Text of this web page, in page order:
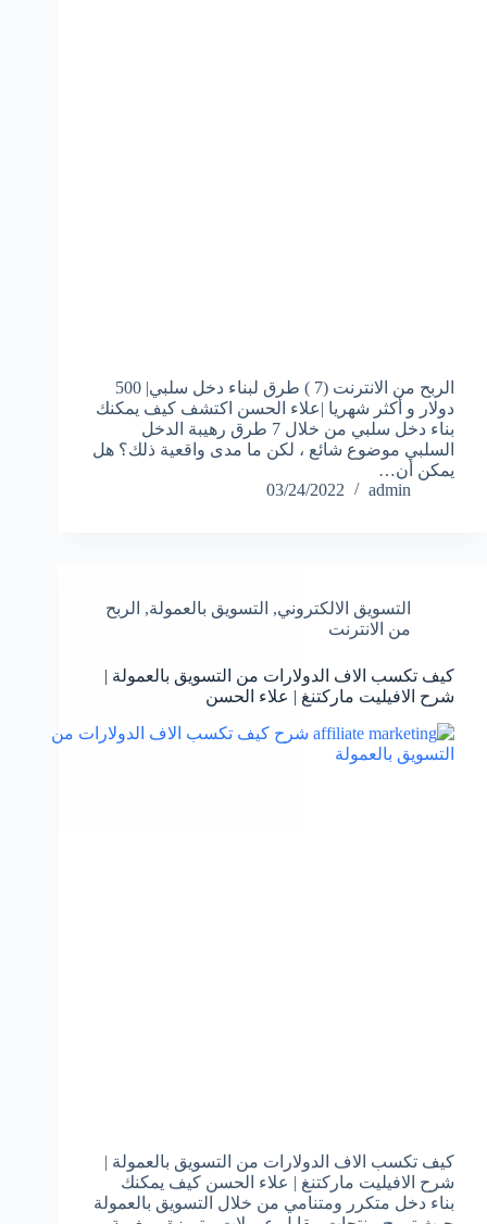
الربح من الانترنت (7 ) طرق لبناء دخل سلبي| 500
دولار و أكثر شهريا |علاء الحسن اكتشف كيف يمكنك
بناء دخل سلبي من خلال 7 طرق رهيبة الدخل
السلبي موضوع شائع ، لكن ما مدى واقعية ذلك؟ هل
يمكن أن…
admin
03/24/2022
التسويق الالكتروني, التسويق بالعمولة, الربح
من الانترنت
كيف تكسب الاف الدولارات من التسويق بالعمولة |
شرح الافيليت ماركتنغ | علاء الحسن
كيف تكسب الاف الدولارات من التسويق بالعمولة |
شرح الافيليت ماركتنغ | علاء الحسن كيف يمكنك
بناء دخل متكرر ومتنامي من خلال التسويق بالعمولة